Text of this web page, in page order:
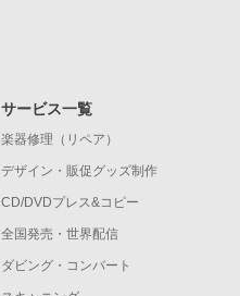
サービス一覧
楽器修理（リペア）
デザイン・販促グッズ制作
CD/DVDプレス&コピー
全国発売・世界配信
ダビング・コンバート